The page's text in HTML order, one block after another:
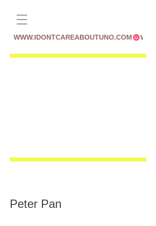
WWW.IDONTCAREABOUTUNO.COM
Peter Pan